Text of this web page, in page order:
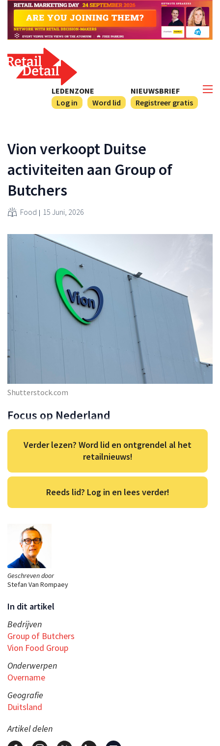
NIEUWSBRIEF
Registreer gratis
LEDENZONE
Log in
Word lid
Geschreven door
Stefan Van Rompaey
In dit artikel
Bedrijven
Group of Butchers
Vion Food Group
Onderwerpen
Overname
Geografie
Duitsland
Artikel delen
Vion verkoopt Duitse
activiteiten aan Group of
Butchers
Food 15 Juni, 2026
Shutterstock.com
Focus op Nederland
Verder lezen? Word lid en ontgrendel al het
retailnieuws!
Reeds lid? Log in en lees verder!